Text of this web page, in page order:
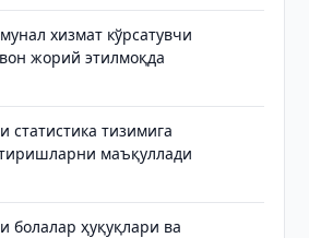
хизмат кўрсатувчи
жорий этилмоқда
статистика тизимига
маъқуллади
болалар ҳуқуқлари ва